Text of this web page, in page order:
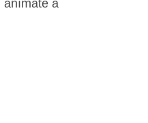
anímate a